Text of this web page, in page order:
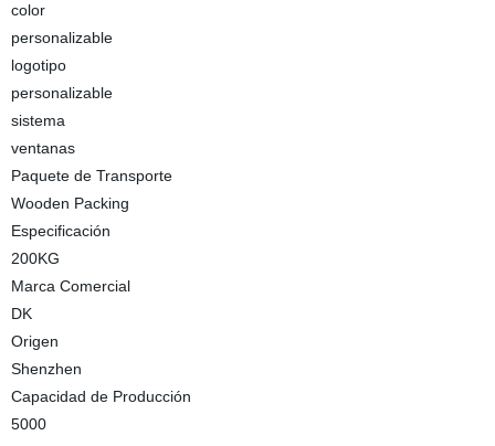
color
personalizable
logotipo
personalizable
sistema
ventanas
Paquete de Transporte
Wooden Packing
Especificación
200KG
Marca Comercial
DK
Origen
Shenzhen
Capacidad de Producción
5000